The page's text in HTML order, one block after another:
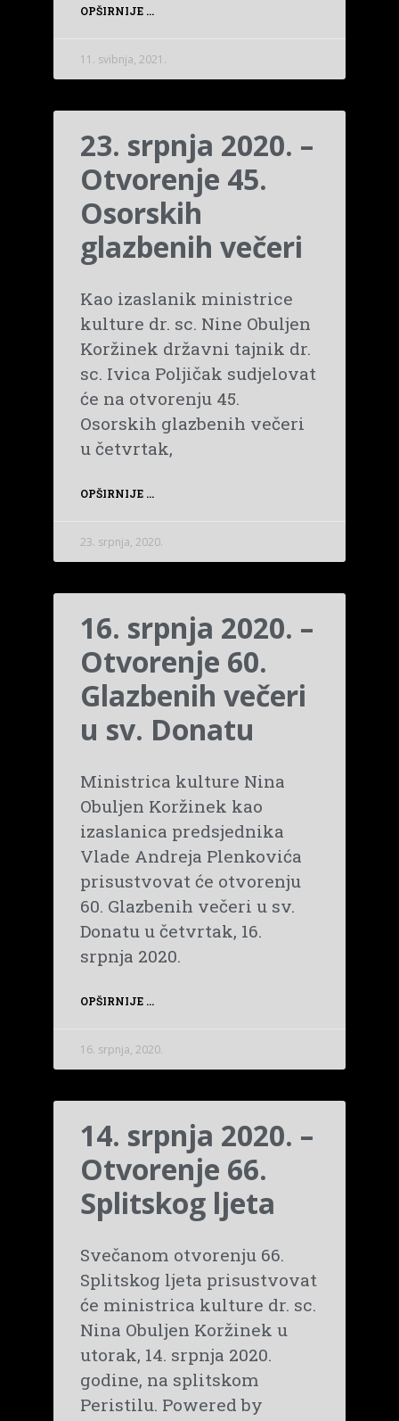
OPŠIRNIJE ...
11. svibnja, 2021.
23. srpnja 2020. –
Otvorenje 45.
Osorskih
glazbenih večeri
Kao izaslanik ministrice
kulture dr. sc. Nine Obuljen
Koržinek državni tajnik dr.
sc. Ivica Poljičak sudjelovat
će na otvorenju 45.
Osorskih glazbenih večeri
u četvrtak,
OPŠIRNIJE ...
23. srpnja, 2020.
16. srpnja 2020. –
Otvorenje 60.
Glazbenih večeri
u sv. Donatu
Ministrica kulture Nina
Obuljen Koržinek kao
izaslanica predsjednika
Vlade Andreja Plenkovića
prisustvovat će otvorenju
60. Glazbenih večeri u sv.
Donatu u četvrtak, 16.
srpnja 2020.
OPŠIRNIJE ...
16. srpnja, 2020.
14. srpnja 2020. –
Otvorenje 66.
Splitskog ljeta
Svečanom otvorenju 66.
Splitskog ljeta prisustvovat
će ministrica kulture dr. sc.
Nina Obuljen Koržinek u
utorak, 14. srpnja 2020.
godine, na splitskom
Peristilu. Powered by